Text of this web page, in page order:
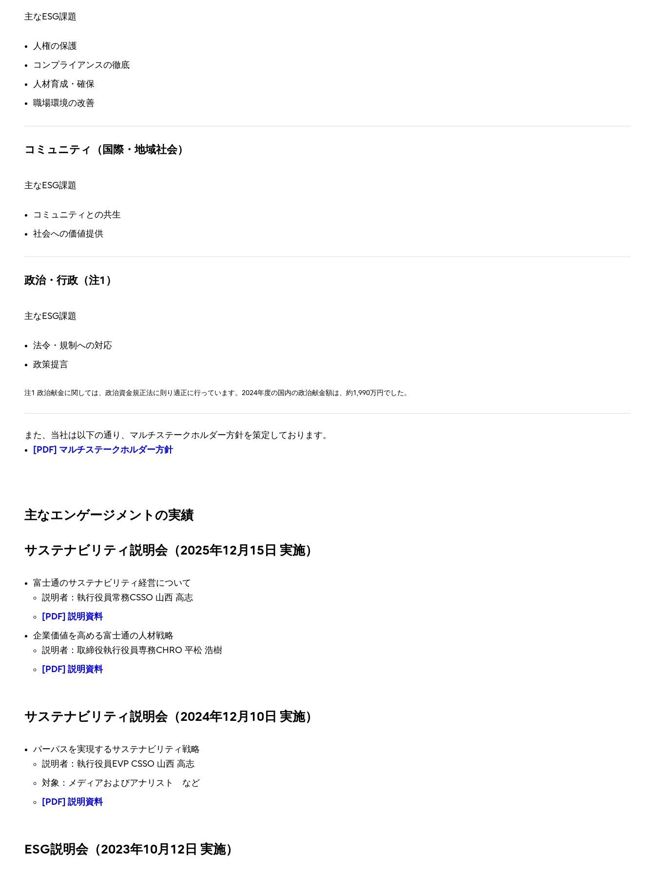
主なESG課題
人権の保護
コンプライアンスの徹底
人材育成・確保
職場環境の改善
コミュニティ（国際・地域社会）
主なESG課題
コミュニティとの共生
社会への価値提供
政治・行政（注1）
主なESG課題
法令・規制への対応
政策提言
注1 政治献金に関しては、政治資金規正法に則り適正に行っています。2024年度の国内の政治献金額は、約1,990万円でした。
また、当社は以下の通り、マルチステークホルダー方針を策定しております。
[PDF] マルチステークホルダー方針
主なエンゲージメントの実績
サステナビリティ説明会（2025年12月15日 実施）
富士通のサステナビリティ経営について
説明者：執行役員常務CSSO 山西 高志
[PDF] 説明資料
企業価値を高める富士通の人材戦略
説明者：取締役執行役員専務CHRO 平松 浩樹
[PDF] 説明資料
サステナビリティ説明会（2024年12月10日 実施）
パーパスを実現するサステナビリティ戦略
説明者：執行役員EVP CSSO 山西 高志
対象：メディアおよびアナリスト など
[PDF] 説明資料
ESG説明会（2023年10月12日 実施）